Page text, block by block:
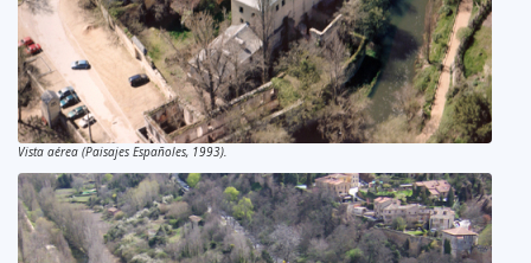
Vista aérea (Paisajes Españoles, 1993).